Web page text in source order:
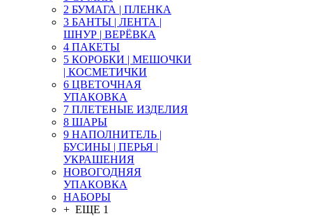
2 БУМАГА | ПЛЕНКА
3 БАНТЫ | ЛЕНТА |
ШНУР | ВЕРЁВКА
4 ПАКЕТЫ
5 КОРОБКИ | МЕШОЧКИ
| КОСМЕТИЧКИ
6 ЦВЕТОЧНАЯ
УПАКОВКА
7 ПЛЕТЕНЫЕ ИЗДЕЛИЯ
8 ШАРЫ
9 НАПОЛНИТЕЛЬ |
БУСИНЫ | ПЕРЬЯ |
УКРАШЕНИЯ
НОВОГОДНЯЯ
УПАКОВКА
НАБОРЫ
+ ЕЩЕ 1